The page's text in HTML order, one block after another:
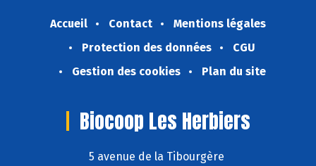
Accueil Contact
Mentions légales
Protection des données
CGU
Gestion des cookies
Plan du site
Biocoop Les Herbiers
5 avenue de la Tibourgère